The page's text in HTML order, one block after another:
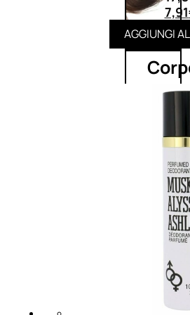
mani e
unghie
Cofanetti
corpo
7,91
AGGIUNGI